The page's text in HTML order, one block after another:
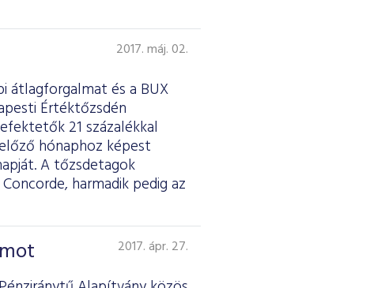
2017. máj. 02.
átlagforgalmat és a BUX
Értéktőzsdén
21 százalékkal
hónaphoz képest
A tőzsdetagok
harmadik pedig az
2017. ápr. 27.